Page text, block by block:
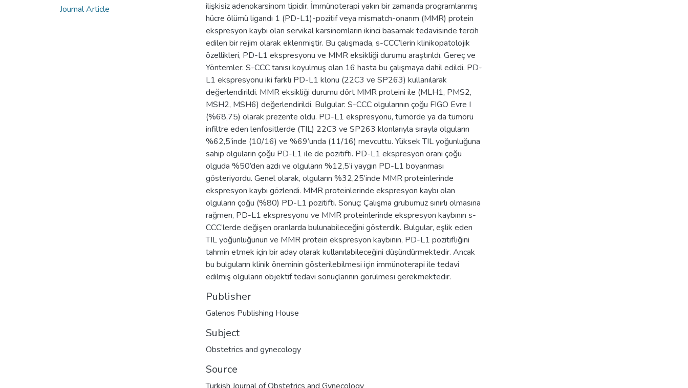
Journal Article
ilişkisiz adenokarsinom tipidir. İmmünoterapi yakın bir zamanda programlanmış
hücre ölümü ligandı 1 (PD-L1)-pozitif veya mismatch-onarım (MMR) protein
ekspresyon kaybı olan servikal karsinomların ikinci basamak tedavisinde tercih
edilen bir rejim olarak eklenmiştir. Bu çalışmada, s-CCC’lerin klinikopatolojik
özellikleri, PD-L1 ekspresyonu ve MMR eksikliği durumu araştırıldı. Gereç ve
Yöntemler: S-CCC tanısı koyulmuş olan 16 hasta bu çalışmaya dahil edildi. PD-
L1 ekspresyonu iki farklı PD-L1 klonu (22C3 ve SP263) kullanılarak
değerlendirildi. MMR eksikliği durumu dört MMR proteini ile (MLH1, PMS2,
MSH2, MSH6) değerlendirildi. Bulgular: S-CCC olgularının çoğu FIGO Evre I
(%68,75) olarak prezente oldu. PD-L1 ekspresyonu, tümörde ya da tümörü
infiltre eden lenfositlerde (TIL) 22C3 ve SP263 klonlarıyla sırayla olguların
%62,5’inde (10/16) ve %69’unda (11/16) mevcuttu. Yüksek TIL yoğunluğuna
sahip olguların çoğu PD-L1 ile de pozitifti. PD-L1 ekspresyon oranı çoğu
olguda %50’den azdı ve olguların %12,5’i yaygın PD-L1 boyanması
gösteriyordu. Genel olarak, olguların %32,25’inde MMR proteinlerinde
ekspresyon kaybı gözlendi. MMR proteinlerinde ekspresyon kaybı olan
olguların çoğu (%80) PD-L1 pozitifti. Sonuç: Çalışma grubumuz sınırlı olmasına
rağmen, PD-L1 ekspresyonu ve MMR proteinlerinde ekspresyon kaybının s-
CCC’lerde değişen oranlarda bulunabileceğini gösterdik. Bulgular, eşlik eden
TIL yoğunluğunun ve MMR protein ekspresyon kaybının, PD-L1 pozitifliğini
tahmin etmek için bir aday olarak kullanılabileceğini düşündürmektedir. Ancak
bu bulguların klinik öneminin gösterilebilmesi için immünoterapi ile tedavi
edilmiş olguların objektif tedavi sonuçlarının görülmesi gerekmektedir.
Publisher
Galenos Publishing House
Subject
Obstetrics and gynecology
Source